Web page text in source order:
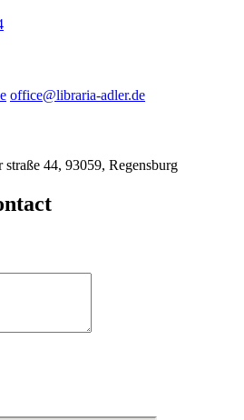
office@libraria-adler.de
44, 93059, Regensburg